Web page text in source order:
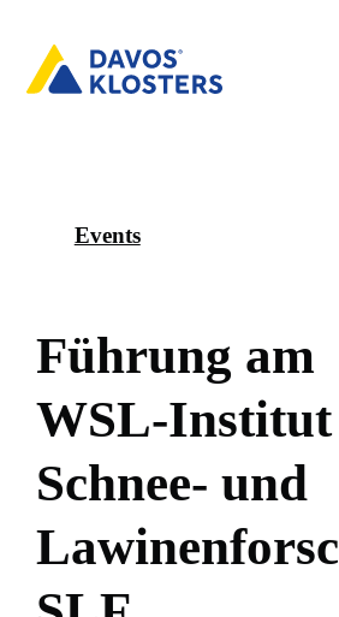
Events
Führung am
WSL-Institut
Schnee- und
Lawinenforsc